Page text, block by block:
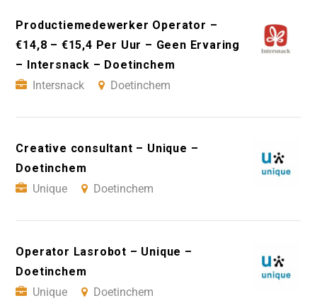
Productiemedewerker Operator –
€14,8 – €15,4 Per Uur – Geen Ervaring
– Intersnack – Doetinchem
Intersnack
Doetinchem
Creative consultant – Unique –
Doetinchem
Unique
Doetinchem
Operator Lasrobot – Unique –
Doetinchem
Unique
Doetinchem